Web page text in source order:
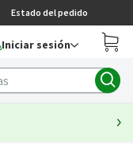
Estado del pedido
Iniciar sesión